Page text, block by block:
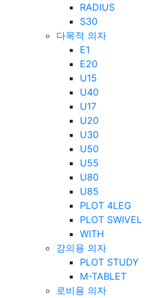
RADIUS
S30
다목적 의자
E1
E20
U15
U40
U17
U20
U30
U50
U55
U80
U85
PLOT 4LEG
PLOT SWIVEL
WITH
강의용 의자
PLOT STUDY
M-TABLET
로비용 의자